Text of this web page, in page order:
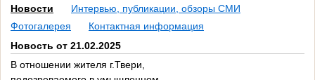
Новости
Интервью, публикации, обзоры СМИ
Фотогалерея
Контактная информация
Новость от 21.02.2025
В отношении жителя г.Твери,